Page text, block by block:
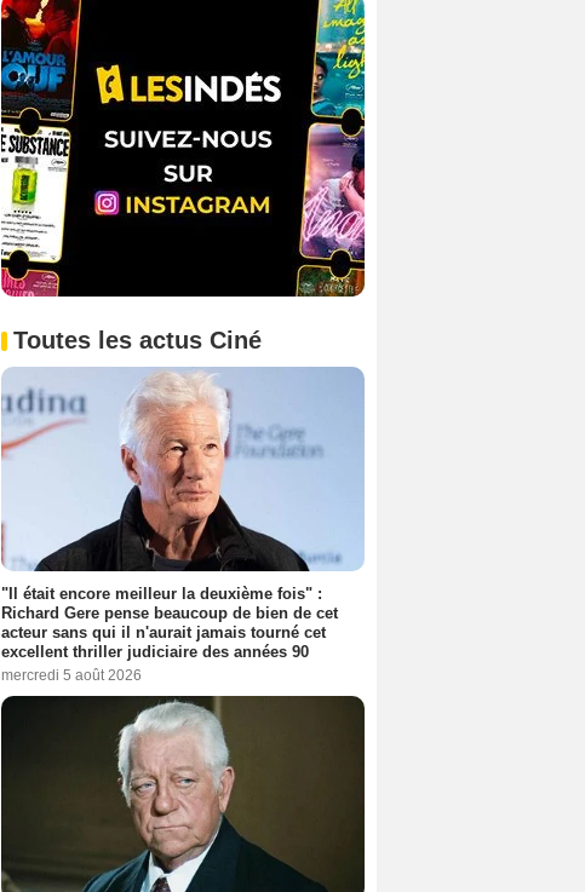
Toutes les actus Ciné
"Il était encore meilleur la deuxième fois" :
Richard Gere pense beaucoup de bien de cet
acteur sans qui il n'aurait jamais tourné cet
excellent thriller judiciaire des années 90
mercredi 5 août 2026